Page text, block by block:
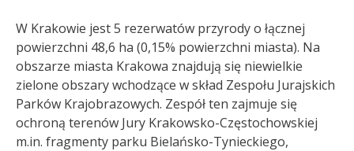
W Krakowie jest 5 rezerwatów przyrody o łącznej
powierzchni 48,6 ha (0,15% powierzchni miasta). Na
obszarze miasta Krakowa znajdują się niewielkie
zielone obszary wchodzące w skład Zespołu Jurajskich
Parków Krajobrazowych. Zespół ten zajmuje się
ochroną terenów Jury Krakowsko-Częstochowskiej
m.in. fragmenty parku Bielańsko-Tynieckiego,